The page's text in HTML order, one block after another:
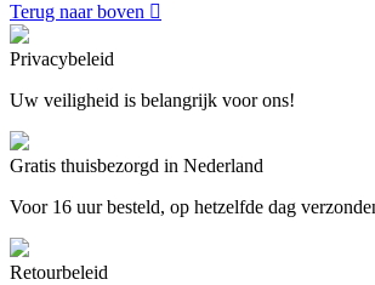
Terug naar boven 
Privacybeleid
Uw veiligheid is belangrijk voor ons!
Gratis thuisbezorgd in Nederland
Voor 16 uur besteld, op hetzelfde dag
Retourbeleid